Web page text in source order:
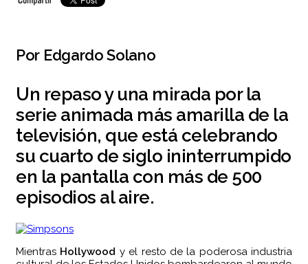
Por Edgardo Solano
Un repaso y una mirada por la
serie animada más amarilla de la
televisión, que está celebrando
su cuarto de siglo ininterrumpido
en la pantalla con más de 500
episodios al aire.
Mientras Hollywood y el resto de la poderosa industria